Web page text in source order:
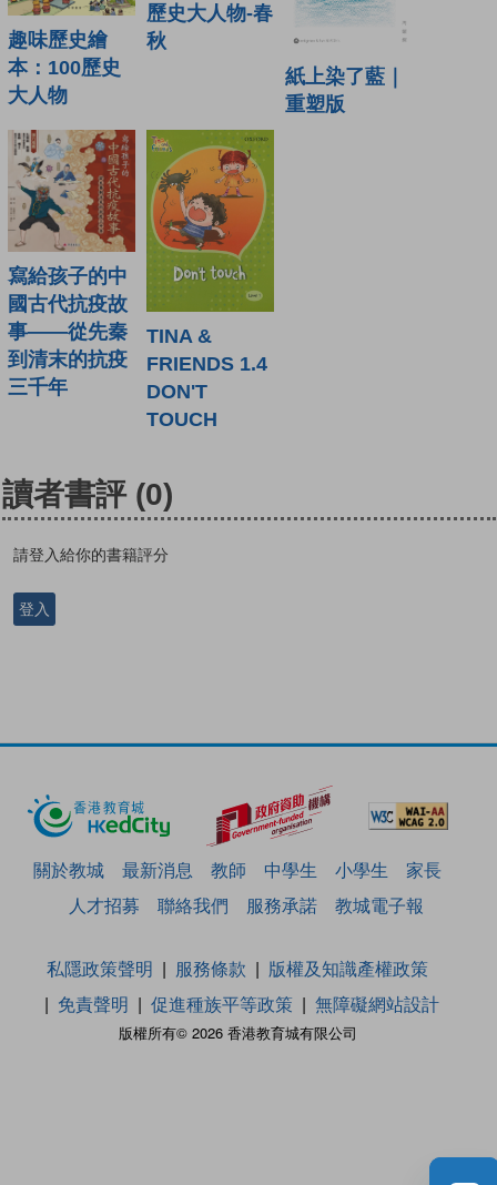
趣味歷史繪
本：100歷史
大人物
歷史大人物-春
秋
紙上染了藍｜
重塑版
寫給孩子的中
國古代抗疫故
事——從先秦
到清末的抗疫
三千年
TINA &
FRIENDS 1.4
DON'T
TOUCH
讀者書評 (0)
請登入給你的書籍評分
登入
關於教城 最新消息 教師 中學生 小學生
家長
人才招募
聯絡我們 服務承諾 教城電子報
版權所有© 2026 香港教育城有限公司
私隱政策聲明 服務條款
版權及知識產權政策
免責聲明
促進種族平等政策 無障礙網站設計